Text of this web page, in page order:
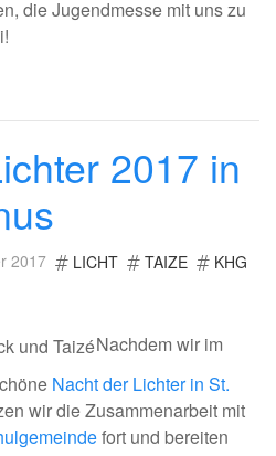
die Jugendmesse mit uns zu
2017 in
2017 LICHT TAIZE
KHG
Nachdem wir im
Nacht der Lichter in St.
wir die Zusammenarbeit mit
fort und bereiten